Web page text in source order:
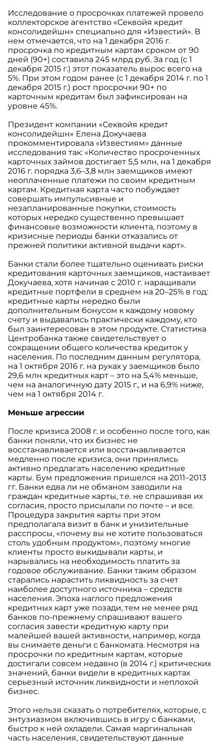
Исследование о просрочках платежей провело
коллекторское агентство «Секвойя кредит
консолидейшн» специально для «Известий». В
нем отмечается, что на 1 декабря 2016 г.
просрочка по кредитным картам сроком от 90
дней (90+) составила 245 млрд руб. За год (с 1
декабря 2015 г.) этот показатель вырос всего на
5%. При этом годом ранее (с 1 декабря 2014 г. по 1
декабря 2015 г.) рост просрочки 90+ по
карточным кредитам был зафиксирован на
уровне 45%.
Президент компании «Секвойя кредит
консолидейшн» Елена Докучаева
прокомментировала «Известиям» данные
исследования так: «Количество просроченных
карточных займов достигает 5,5 млн, на 1 декабря
2016 г. порядка 3,6–3,8 млн заемщиков имеют
неоплаченные платежи по своим кредитным
картам. Кредитная карта часто побуждает
совершать импульсивные и
незапланированные покупки, стоимость
которых нередко существенно превышает
финансовые возможности клиента, поэтому в
кризисные периоды банки отказались от
прежней политики активной выдачи карт».
Банки стали более тщательно оценивать риски
кредитования карточных заемщиков, настаивает
Докучаева, хотя начиная с 2010 г. наращивали
кредитные портфели в среднем на 20–25% в год:
кредитные карты нередко были
дополнительным бонусом к каждому новому
счету и выдавались практически каждому, кто
был заинтересован в этом продукте. Статистика
Центробанка также свидетельствует о
сокращении общего количества кредиток у
населения. По последним данным регулятора,
на 1 октября 2016 г. на руках у заемщиков было
29,6 млн кредитных карт – это на 5,4% меньше,
чем на аналогичную дату 2015 г., и на 6,9% ниже,
чем на 1 октября 2014 г.
Меньше агрессии
После кризиса 2008 г. и особенно после того, как
банки поняли, что их бизнес не
восстанавливается или восстанавливается
медленно после кризиса, они принялись
активно предлагать населению кредитные
карты. Бум предложения пришелся на 2011–2013
гг. Банки едва ли не обманом заводили на
граждан кредитные карты, т.е. не спрашивая их
согласия, просто присылали по почте – и все.
Процедура закрытия карты при этом
предполагала визит в банк и унизительные
расспросы, «почему вы не хотите пользоваться
столь удобным продуктом», поэтому многие
клиенты просто выкидывали карты, и
нарывались на необходимость платить за
годовое обслуживание. Банки таким образом
старались нарастить ликвидность за счет
наиболее доступного источника – средств
населения. Эпоха наглого предложения
кредитных карт уже позади, тем не менее ряд
банков по-прежнему спрашивают вашего
согласия завести кредитную карту при
малейшей вашей активности, например, когда
вы снимаете деньги с банкомата. Несмотря на
просрочки по кредитным картам, которые
достигали совсем недавно (в 2014 г.) критических
значений, банки видели в кредитных картах
серьезный источник ликвидности и неплохой
бизнес.
Этого нельзя сказать о потребителях, которые, с
энтузиазмом включившись в игру с банками,
быстро к ней охладели. Самая маргинальная
часть населения, свидетельствуют данные